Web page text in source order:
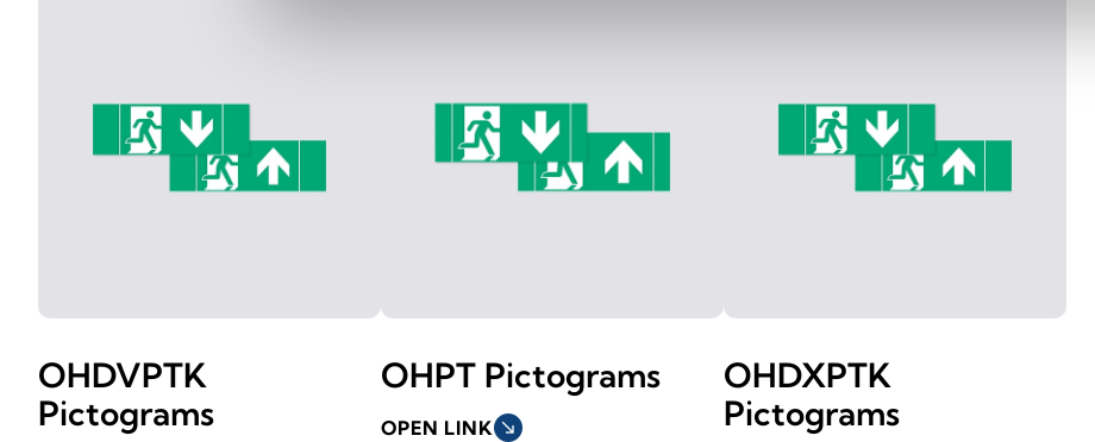
OHDVPTK
Pictograms
OHPT Pictograms
OPEN LINK south_east
OHDXPTK
Pictograms